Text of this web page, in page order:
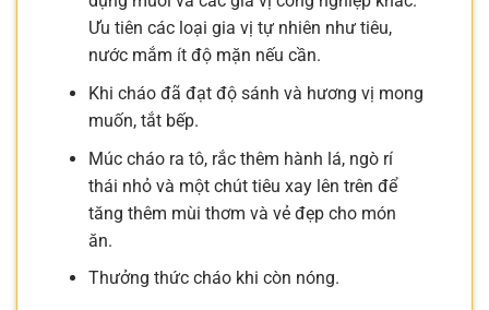
Ưu tiên các loại gia vị tự nhiên như tiêu,
nước mắm ít độ mặn nếu cần.
Khi cháo đã đạt độ sánh và hương vị mong
muốn, tắt bếp.
Múc cháo ra tô, rắc thêm hành lá, ngò rí
thái nhỏ và một chút tiêu xay lên trên để
tăng thêm mùi thơm và vẻ đẹp cho món
ăn.
Thưởng thức cháo khi còn nóng.